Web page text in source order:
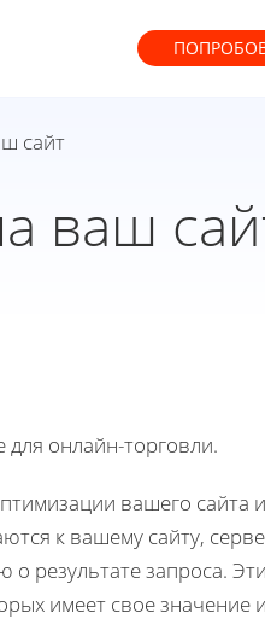
сайт
ваш
для онлайн-торговли.
вашего сайта
к вашему сайту,
о результате запроса.
имеет свое значение